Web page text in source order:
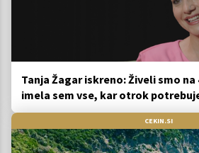
Tanja Žagar iskreno: Živeli smo na
imela sem vse, kar otrok
CEKIN.SI